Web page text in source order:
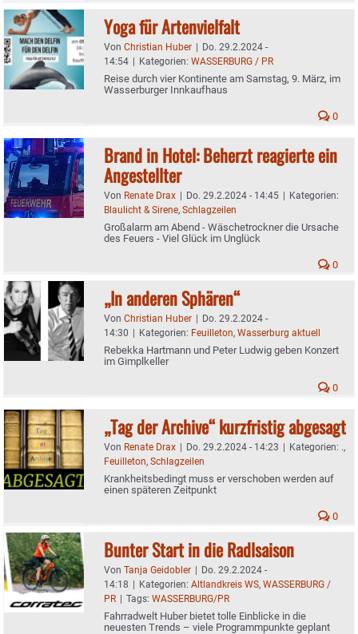
Yoga für Artenvielfalt
Von Christian Huber | Do. 29.2.2024 -
14:54 | Kategorien: WASSERBURG / PR
Reise durch vier Kontinente am Samstag, 9. März, im
Wasserburger Innkaufhaus
0
Brand in Hotel: Beherzt reagierte ein
Angestellter
Von Renate Drax | Do. 29.2.2024 - 14:45 | Kategorien:
Blaulicht & Sirene, Schlagzeilen
Großalarm am Abend - Wäschetrockner die Ursache
des Feuers - Viel Glück im Unglück
0
„In anderen Sphären“
Von Christian Huber | Do. 29.2.2024 -
14:30 | Kategorien: Feuilleton, Wasserburg aktuell
Rebekka Hartmann und Peter Ludwig geben Konzert
im Gimplkeller
0
„Tag der Archive“ kurzfristig abgesagt
Von Renate Drax | Do. 29.2.2024 - 14:23 | Kategorien: .,
Feuilleton, Schlagzeilen
Krankheitsbedingt muss er verschoben werden auf
einen späteren Zeitpunkt
0
Bunter Start in die Radlsaison
Von Tanja Geidobler | Do. 29.2.2024 -
14:18 | Kategorien: Altlandkreis WS, WASSERBURG /
PR | Tags: WASSERBURG/PR
Fahrradwelt Huber bietet tolle Einblicke in die
neuesten Trends – viele Programmpunkte geplant